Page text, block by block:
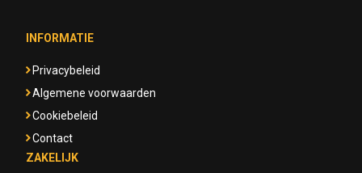
INFORMATIE
Privacybeleid
Algemene voorwaarden
Cookiebeleid
Contact
ZAKELIJK